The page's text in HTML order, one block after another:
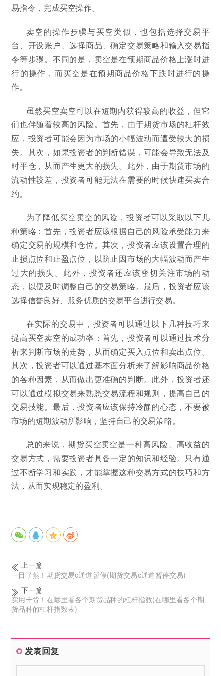
易指令，完成买空操作。
卖空的操作步骤与买空类似，也包括选择交易平
台、开设账户、选择商品、确定交易策略和输入交易指
令等步骤。不同的是，卖空是在预期商品价格上涨时进
行的操作，而买空是在预期商品价格下跌时进行的操
作。
虽然买空卖空可以在短期内获得较高的收益，但它
们也伴随着较高的风险。首先，由于期货市场的杠杆效
应，投资者可能会因为市场的小幅波动而遭受较大的损
失。其次，如果投资者的判断错误，可能会导致无法及
时平仓，从而产生更大的损失。此外，由于期货市场的
流动性较差，投资者可能无法在需要的时候快速买卖合
约。
为了降低买空卖空的风险，投资者可以采取以下几
种策略：首先，投资者应该根据自己的风险承受能力来
确定交易的规模和仓位。其次，投资者应该设置合理的
止损点位和止盈点位，以防止因市场的大幅波动而产生
过大的损失。此外，投资者还应该密切关注市场的动
态，以便及时调整自己的交易策略。最后，投资者应该
选择信誉良好、服务优质的交易平台进行交易。
在实际的交易中，投资者可以通过以下几种技巧来
提高买空卖空的成功率：首先，投资者可以通过技术分
析来判断市场的走势，从而确定买入点位和卖出点位。
其次，投资者可以通过基本面分析来了解影响商品价格
的各种因素，从而做出更准确的判断。此外，投资者还
可以通过模拟交易来熟悉交易流程和规则，提高自己的
交易技能。最后，投资者应该保持冷静的心态，不要被
市场的短期波动所影响，坚持自己的交易策略。
总的来说，期货买空卖空是一种高风险、高收益的
交易方式，需要投资者具备一定的知识和经验。只有通
过不断学习和实践，才能掌握这种交易方式的技巧和方
法，从而实现稳定的盈利。
上一篇
一目了然！期货交易c通道暂停(期货交易c通道暂停交易)
下一篇
实用干货！在哪里看各个期货品种的杠杆指数(在哪里看各个期
货品种的杠杆指数表)
发表回复